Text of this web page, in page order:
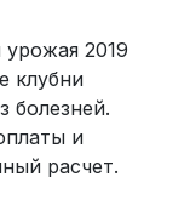
2019
клубни
болезней.
и
расчет.